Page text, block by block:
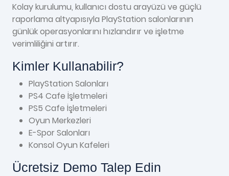
Kolay kurulumu, kullanıcı dostu arayüzü ve güçlü
raporlama altyapısıyla PlayStation salonlarının
günlük operasyonlarını hızlandırır ve işletme
verimliliğini artırır.
Kimler Kullanabilir?
PlayStation Salonları
PS4 Cafe İşletmeleri
PS5 Cafe İşletmeleri
Oyun Merkezleri
E-Spor Salonları
Konsol Oyun Kafeleri
Ücretsiz Demo Talep Edin